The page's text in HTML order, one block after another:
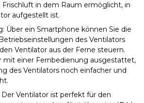
in dem Raum ermöglicht, in
aufgestellt ist.
Über ein Smartphone können Sie die
des Ventilators
Ventilator aus der Ferne steuern.
mit einer Fernbedienung ausgestattet,
des Ventilators noch einfacher und
Ventilator ist perfekt für den